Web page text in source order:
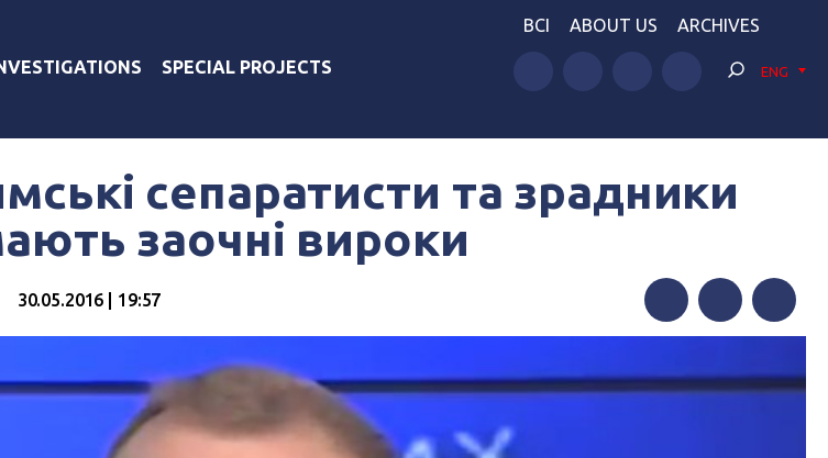
SPECIAL PROJECTS
BCI ABOUT US ARCHIVES
ENG
сепаратисти та зрадники
заочні вироки
30.05.2016 | 19:57